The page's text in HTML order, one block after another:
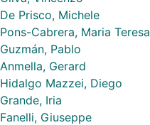
De Prisco, Michele
Pons-Cabrera, Maria Teresa
Guzmán, Pablo
Anmella, Gerard
Hidalgo Mazzei, Diego
Grande, Iria
Fanelli, Giuseppe